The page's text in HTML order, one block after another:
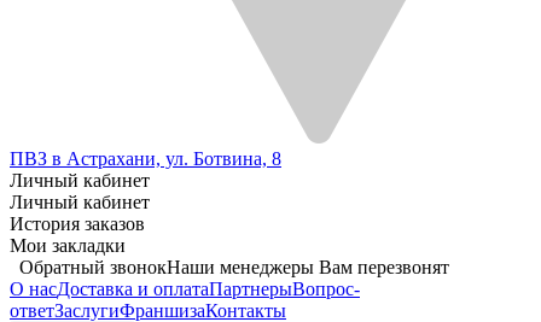
ПВЗ в Астрахани, ул. Ботвина, 8
Личный кабинет
Личный кабинет
История заказов
Мои закладки
Обратный звонокНаши менеджеры Вам перезвонят
О насДоставка и оплатаПартнерыВопрос-
ответЗаслугиФраншизаКонтакты